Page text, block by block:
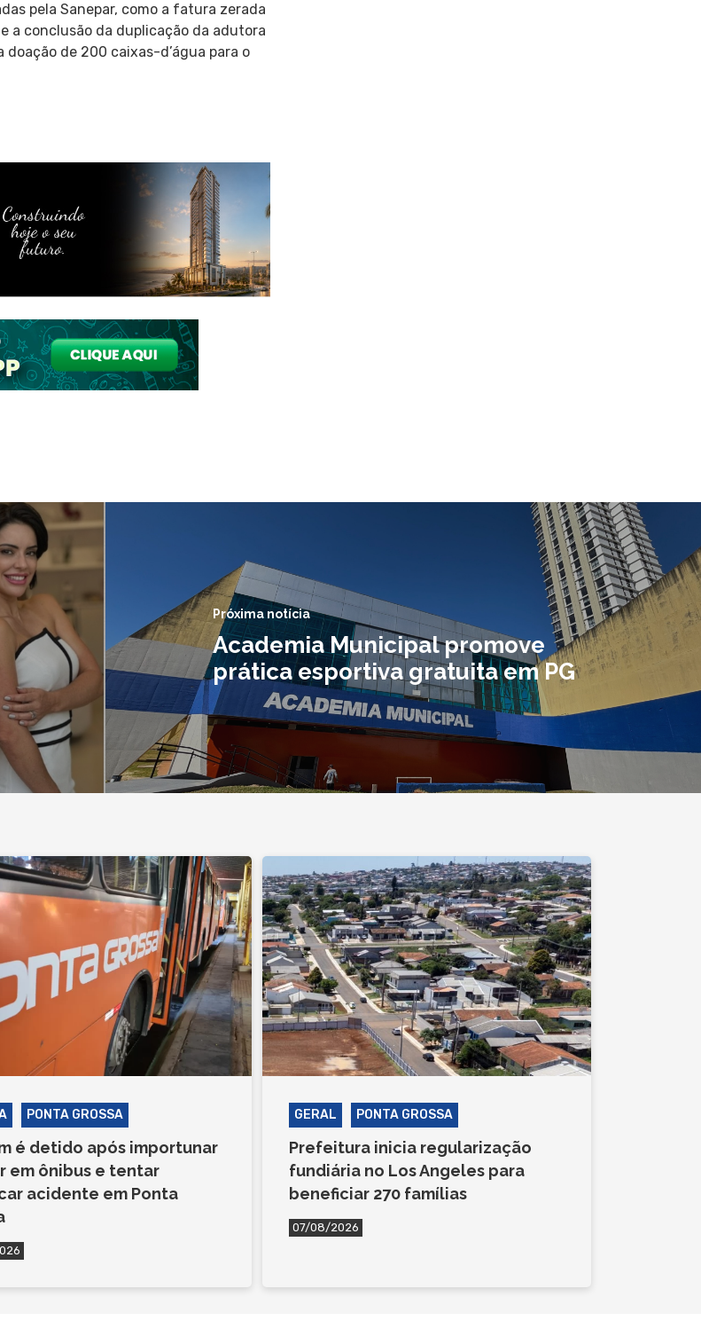
pela Sanepar, como a fatura zerada
a conclusão da duplicação da adutora
de 200 caixas-d’água para o
Próxima notícia
Academia Municipal promove
prática esportiva gratuita em PG
PONTA GROSSA
é detido após importunar
em ônibus e tentar
acidente em Ponta
GERAL PONTA GROSSA
Prefeitura inicia regularização
fundiária no Los Angeles para
beneficiar 270 famílias
07/08/2026